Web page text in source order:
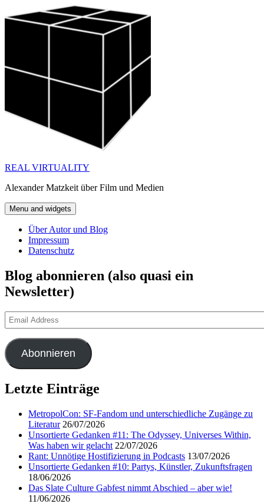
to
REAL VIRTUALITY
Alexander Matzkeit über Film und Medien
Menu and widgets
Über Autor und Blog
Impressum
Datenschutz
Blog abonnieren (also quasi ein
Newsletter)
Email
Address
Abonnieren
Letzte Einträge
MetropolCon: SF-Fandom und unterschiedliche Zugänge zu
Literatur 26/07/2026
Unsortierte Gedanken #11: The Odyssey, Universes Within,
Was haben wir gelacht 22/07/2026
Rant: Unnötige Hostifizierung in Podcasts 13/07/2026
Unsortierte Gedanken #10: Partys, Künstler, Zukunftsfragen
18/06/2026
Das Slate Culture Gabfest nimmt Abschied – aber wie!
11/06/2026